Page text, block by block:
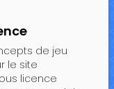
de jeu
le site
licence